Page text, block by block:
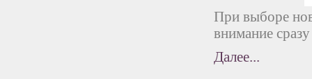
При выборе
внимание
Далее...